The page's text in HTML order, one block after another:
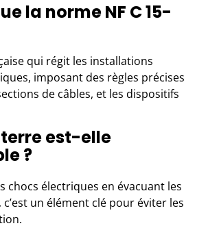
la norme NF C 15-
qui régit les installations
imposant des règles précises
de câbles, et les dispositifs
est-elle
?
chocs électriques en évacuant les
un élément clé pour éviter les